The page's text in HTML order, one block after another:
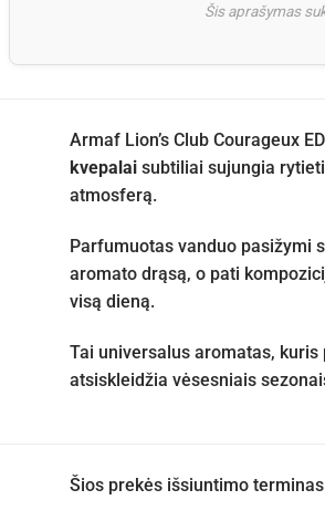
Šis aprašymas
Armaf Lion’s Club Courageux
kvepalai subtiliai sujungia
atmosferą.
Parfumuotas vanduo pasižymi
aromato drąsą, o pati
visą dieną.
Tai universalus aromatas,
atsiskleidžia vėsesniais
Šios prekės išsiuntimo